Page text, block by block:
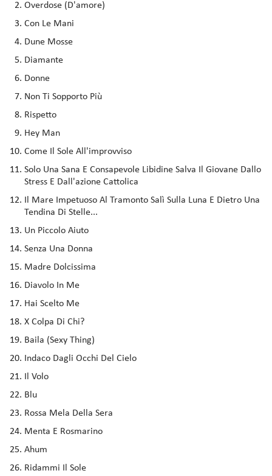
Overdose (D'amore)
Con Le Mani
Dune Mosse
Diamante
Donne
Non Ti Sopporto Più
Rispetto
Hey Man
Come Il Sole All'improvviso
Solo Una Sana E Consapevole Libidine Salva Il Giovane Dallo
Stress E Dall'azione Cattolica
Il Mare Impetuoso Al Tramonto Salì Sulla Luna E Dietro Una
Tendina Di Stelle...
Un Piccolo Aiuto
Senza Una Donna
Madre Dolcissima
Diavolo In Me
Hai Scelto Me
X Colpa Di Chi?
Baila (Sexy Thing)
Indaco Dagli Occhi Del Cielo
Il Volo
Blu
Rossa Mela Della Sera
Menta E Rosmarino
Ahum
Ridammi Il Sole